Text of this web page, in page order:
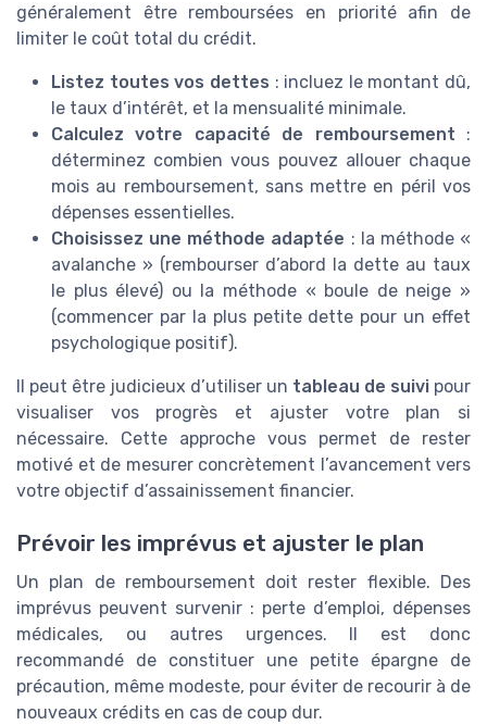
généralement être remboursées en priorité afin de
limiter le coût total du crédit.
Listez toutes vos dettes : incluez le montant dû,
le taux d’intérêt, et la mensualité minimale.
Calculez votre capacité de remboursement :
déterminez combien vous pouvez allouer chaque
mois au remboursement, sans mettre en péril vos
dépenses essentielles.
Choisissez une méthode adaptée : la méthode «
avalanche » (rembourser d’abord la dette au taux
le plus élevé) ou la méthode « boule de neige »
(commencer par la plus petite dette pour un effet
psychologique positif).
Il peut être judicieux d’utiliser un tableau de suivi pour
visualiser vos progrès et ajuster votre plan si
nécessaire. Cette approche vous permet de rester
motivé et de mesurer concrètement l’avancement vers
votre objectif d’assainissement financier.
Prévoir les imprévus et ajuster le plan
Un plan de remboursement doit rester flexible. Des
imprévus peuvent survenir : perte d’emploi, dépenses
médicales, ou autres urgences. Il est donc
recommandé de constituer une petite épargne de
précaution, même modeste, pour éviter de recourir à de
nouveaux crédits en cas de coup dur.